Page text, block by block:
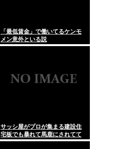
「最低賃金」で働いてるケンモ
メン意外といる説
サッシ屋がプロが集まる建設住
宅板でも暴れて馬鹿にされてて
ワロタw